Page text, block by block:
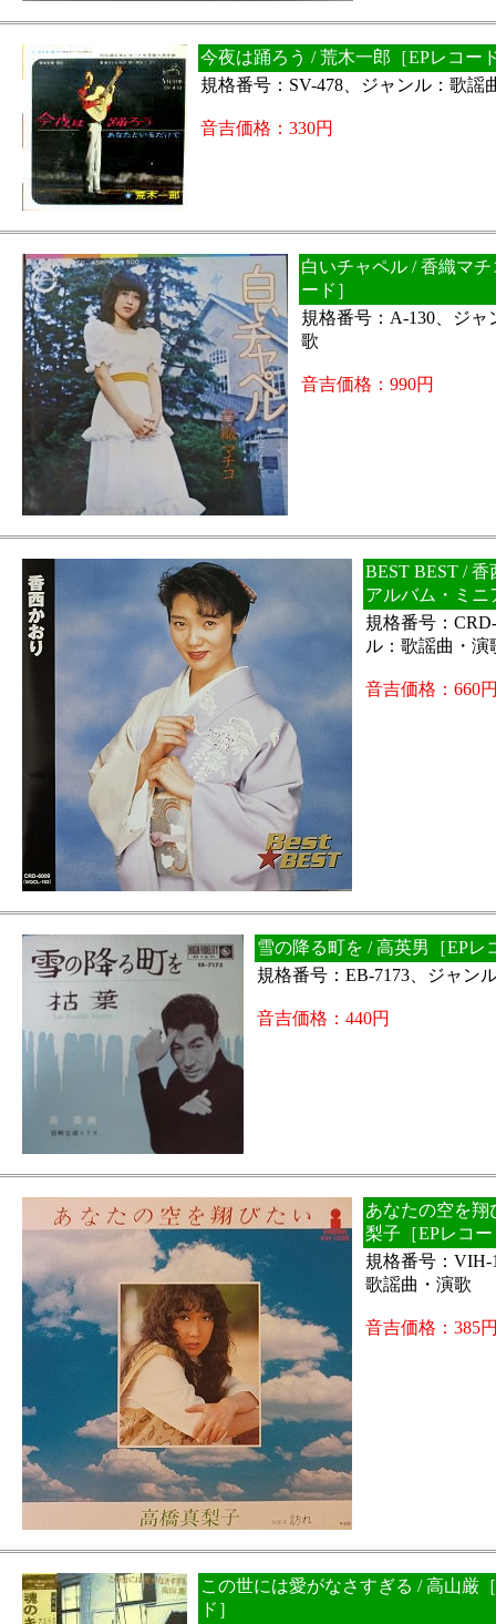
今夜は踊ろう / 荒木一郎［EPレコー
規格番号：SV-478、ジャンル：歌謡
音吉価格：330円
白いチャペル / 香織マチ
ード］
規格番号：A-130、ジャ
歌
音吉価格：990円
BEST BEST /
アルバム・ミニ
規格番号：
ル：歌謡曲・演
音吉価格：660
雪の降る町を / 高英男［EPレ
規格番号：EB-7173、ジャン
音吉価格：440円
あなたの空を翔
梨子［EPレコ
規格番号：VIH-
歌謡曲・演歌
音吉価格：385
この世には愛がなさすぎる / 高山厳
ド］